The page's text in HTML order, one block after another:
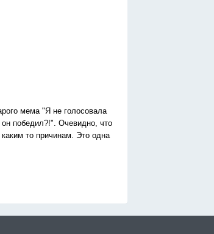
мема "Я не голосовала
он победил?!". Очевидно, что
то причинам. Это одна